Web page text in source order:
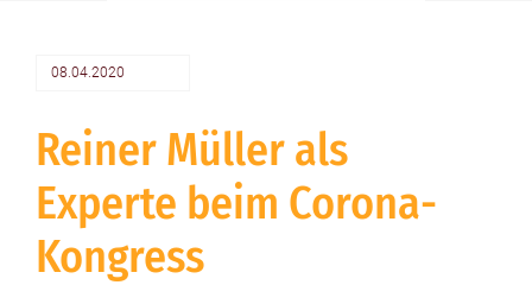
08.04.2020
Reiner Müller als
Experte beim Corona-
Kongress